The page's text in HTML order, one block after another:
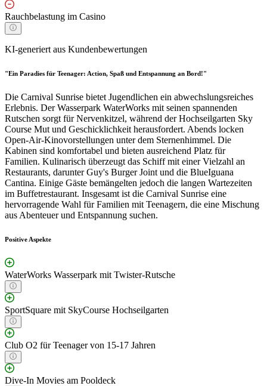
Rauchbelastung im Casino
KI-generiert aus Kundenbewertungen
"Ein Paradies für Teenager: Action, Spaß und Entspannung an Bord!"
Die Carnival Sunrise bietet Jugendlichen ein abwechslungsreiches
Erlebnis. Der Wasserpark WaterWorks mit seinen spannenden
Rutschen sorgt für Nervenkitzel, während der Hochseilgarten Sky
Course Mut und Geschicklichkeit herausfordert. Abends locken
Open-Air-Kinovorstellungen unter dem Sternenhimmel. Die
Kabinen sind komfortabel und bieten ausreichend Platz für
Familien. Kulinarisch überzeugt das Schiff mit einer Vielzahl an
Restaurants, darunter Guy's Burger Joint und die BlueIguana
Cantina. Einige Gäste bemängelten jedoch die langen Wartezeiten
im Buffetrestaurant. Insgesamt ist die Carnival Sunrise eine
hervorragende Wahl für Familien mit Teenagern, die eine Mischung
aus Abenteuer und Entspannung suchen.
Positive Aspekte
WaterWorks Wasserpark mit Twister-Rutsche
SportSquare mit SkyCourse Hochseilgarten
Club O2 für Teenager von 15-17 Jahren
Dive-In Movies am Pooldeck